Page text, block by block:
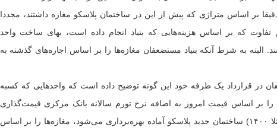
بر اساس متراژی که پیش از این در ساختمان پلاسکو مغازه داشتند، مجددا
که بر اساس هزینه‌هایی که بنیاد انجام داده است، بهای ساخت واحد
البته به شرط آنکه بنیاد مستضعفان مغازه‌ها را بر اساس اجاره‌های گذشته به
در قرارداد یک طرفه خود این گونه توضیح داده است که واحدهایی که کسبه
را بر اساس قیمت امروز به اضافه نرخ تورم سالانه بانک مرکزی قیمت‌گذاری
می‌کند اما در سالی که (مثلا ۱۴۰۰) ساختمان جدید پلاسکو آماده بهره‌برداری می‌شود، مغازه‌ها را بر اساس